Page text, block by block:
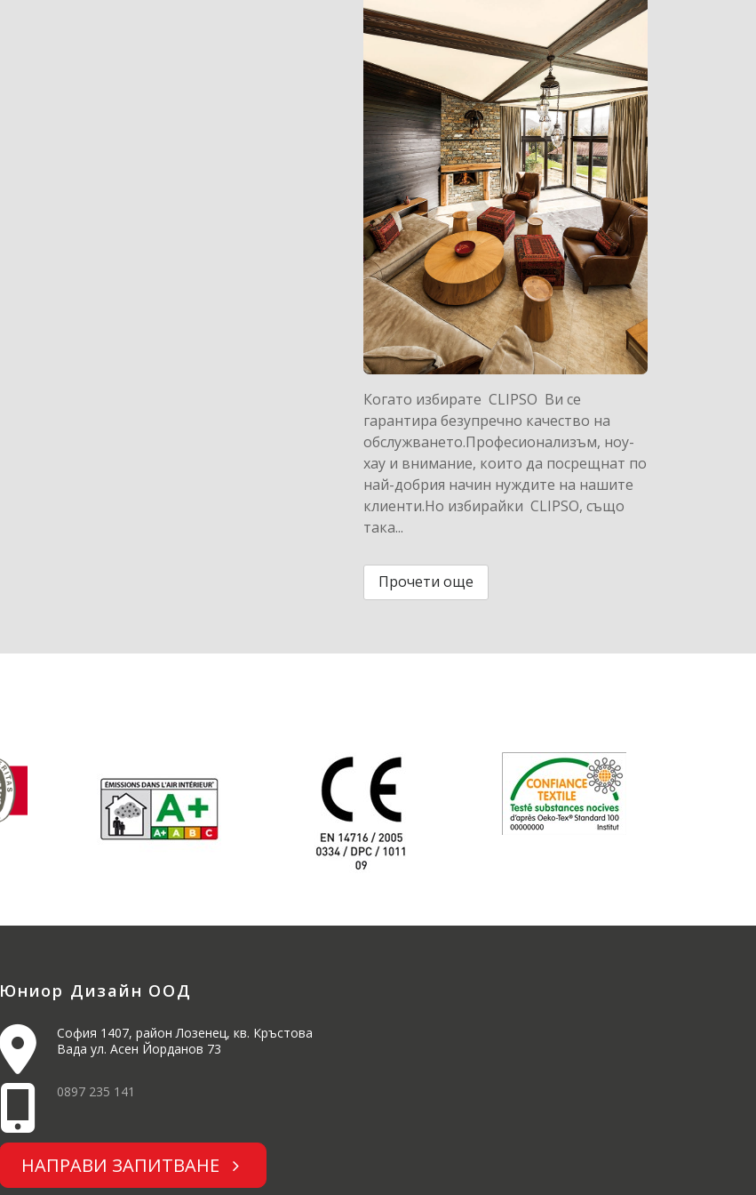
Когато избирате CLIPSO Ви се
гарантира безупречно качество на
обслужването.Професионализъм, ноу-
хау и внимание, които да посрещнат по
най-добрия начин нуждите на нашите
клиенти.Но избирайки CLIPSO, също
така...
Прочети още
Юниор Дизайн ООД
София 1407, район Лозенец, кв. Кръстова
Вада ул. Асен Йорданов 73
0897 235 141
НАПРАВИ ЗАПИТВАНЕ